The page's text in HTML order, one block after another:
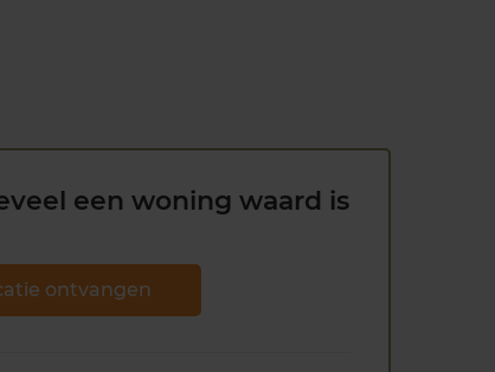
een woning waard is
ontvangen